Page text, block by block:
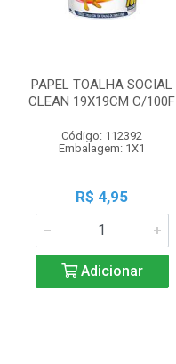
PAPEL TOALHA SOCIAL
CLEAN 19X19CM C/100F
Código: 112392
Embalagem: 1X1
R$ 4,95
Adicionar